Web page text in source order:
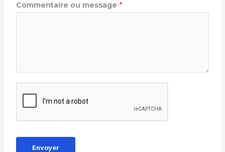
Commentaire ou message *
Envoyer